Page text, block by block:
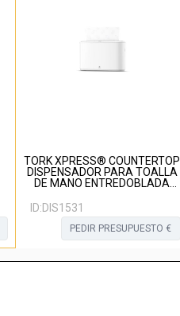
TORK XPRESS® COUNTERTOP
DISPENSADOR PARA TOALLA
DE MANO ENTREDOBLADA
ID:DIS1531
PEDIR PRESUPUESTO €